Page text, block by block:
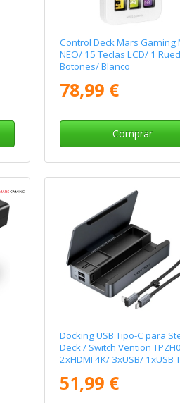
Control Deck Mars Gaming
NEO/ 15 Teclas LCD/ 1
Botones/ Blanco
78,99 €
Comprar
Docking USB Tipo-C para
Deck / Switch Vention
2xHDMI 4K/ 3xUSB/ 1xUSB
1xLector Tarjetas/ Gris
51,99 €